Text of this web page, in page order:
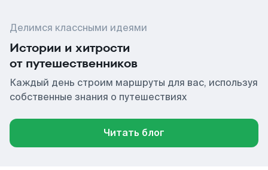
Делимся классными идеями
Истории и хитрости
от путешественников
Каждый день строим маршруты для вас, используя
собственные знания о путешествиях
Читать блог